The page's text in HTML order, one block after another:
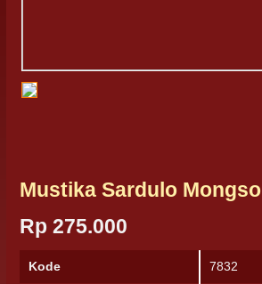
Mustika Sardulo Mongso
Rp 275.000
Kode 7832